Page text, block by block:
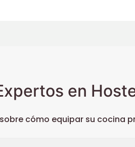
en
cómo equipar su cocina